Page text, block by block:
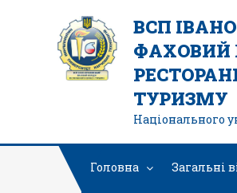
ВСП
ФАХОВИЙ
ТУРИЗМУ
Національного
Головна Загальні